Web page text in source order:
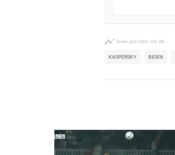
Khám phá thêm chủ đề
KASPERSKY BIDEN